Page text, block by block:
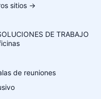
sitios →
DE TRABAJO
de reuniones